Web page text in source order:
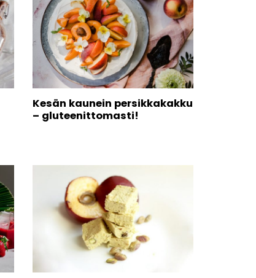
Kesän kaunein persikkakakku
– gluteenittomasti!